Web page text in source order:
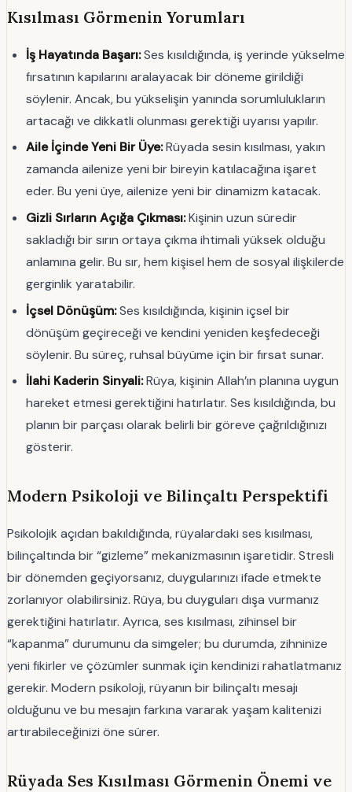
Kısılması Görmenin Yorumları
İş Hayatında Başarı:Ses kısıldığında, iş yerinde yükselme
fırsatının kapılarını aralayacak bir döneme girildiği
söylenir. Ancak, bu yükselişin yanında sorumlulukların
artacağı ve dikkatli olunması gerektiği uyarısı yapılır.
Aile İçinde Yeni Bir Üye:Rüyada sesin kısılması, yakın
zamanda ailenize yeni bir bireyin katılacağına işaret
eder. Bu yeni üye, ailenize yeni bir dinamizm katacak.
Gizli Sırların Açığa Çıkması:Kişinin uzun süredir
sakladığı bir sırın ortaya çıkma ihtimali yüksek olduğu
anlamına gelir. Bu sır, hem kişisel hem de sosyal ilişkilerde
gerginlik yaratabilir.
İçsel Dönüşüm:Ses kısıldığında, kişinin içsel bir
dönüşüm geçireceği ve kendini yeniden keşfedeceği
söylenir. Bu süreç, ruhsal büyüme için bir fırsat sunar.
İlahi Kaderin Sinyali:Rüya, kişinin Allah’ın planına uygun
hareket etmesi gerektiğini hatırlatır. Ses kısıldığında, bu
planın bir parçası olarak belirli bir göreve çağrıldığınızı
gösterir.
Modern Psikoloji ve Bilinçaltı Perspektifi
Psikolojik açıdan bakıldığında, rüyalardaki ses kısılması,
bilinçaltında bir “gizleme” mekanizmasının işaretidir. Stresli
bir dönemden geçiyorsanız, duygularınızı ifade etmekte
zorlanıyor olabilirsiniz. Rüya, bu duyguları dışa vurmanız
gerektiğini hatırlatır. Ayrıca, ses kısılması, zihinsel bir
“kapanma” durumunu da simgeler; bu durumda, zihninize
yeni fikirler ve çözümler sunmak için kendinizi rahatlatmanız
gerekir. Modern psikoloji, rüyanın bir bilinçaltı mesajı
olduğunu ve bu mesajın farkına vararak yaşam kalitenizi
artırabileceğinizi öne sürer.
Rüyada Ses Kısılması Görmenin Önemi ve